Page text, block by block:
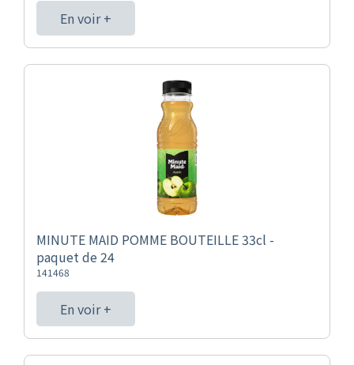
En voir +
MINUTE MAID POMME BOUTEILLE 33cl -
paquet de 24
141468
En voir +